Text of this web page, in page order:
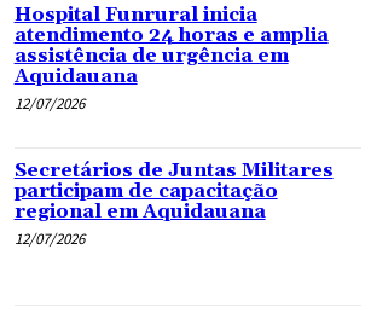
Hospital Funrural inicia
atendimento 24 horas e amplia
assistência de urgência em
Aquidauana
12/07/2026
Secretários de Juntas Militares
participam de capacitação
regional em Aquidauana
12/07/2026